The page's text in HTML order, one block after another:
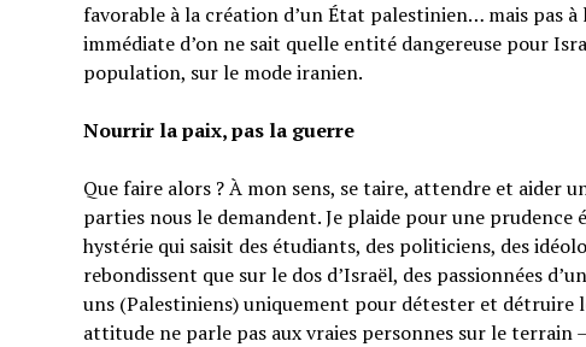
favorable à la création d’un État palestinien… mais pas à
immédiate d’on ne sait quelle entité dangereuse pour
population, sur le mode iranien.
Nourrir la paix, pas la guerre
Que faire alors ? À mon sens, se taire, attendre et aider
parties nous le demandent. Je plaide pour une
hystérie qui saisit des étudiants, des politiciens, des
rebondissent que sur le dos d’Israël, des passionnées
uns (Palestiniens) uniquement pour détester et détruire
attitude ne parle pas aux vraies personnes sur le terrain